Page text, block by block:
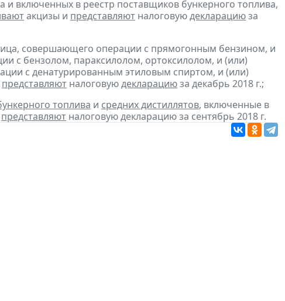
включенных в реестр поставщиков бункерного топлива,
акцизы и представляют налоговуюдекларациюза
совершающего операции с прямогонным бензином, и
с бензолом, параксилолом, ортоксилолом, и (или)
с денатурированным этиловым спиртом, и (или)
представляют налоговуюдекларациюза декабрь 2018 г.;
топлива и средних дистиллятов, включенные в
представляют налоговую декларацию за сентябрь 2018 г.